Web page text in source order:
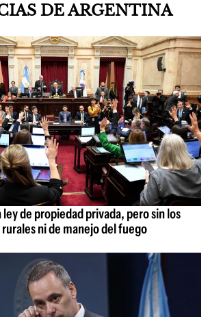
DE ARGENTINA
ley de propiedad privada, pero sin los
ni de manejo del fuego